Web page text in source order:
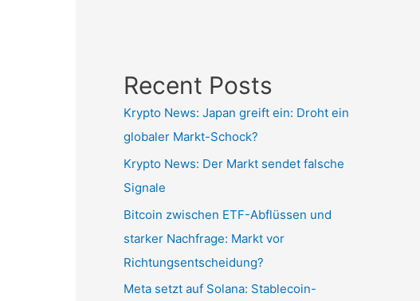
Recent Posts
Krypto News: Japan greift ein: Droht ein
globaler Markt-Schock?
Krypto News: Der Markt sendet falsche
Signale
Bitcoin zwischen ETF-Abflüssen und
starker Nachfrage: Markt vor
Richtungsentscheidung?
Meta setzt auf Solana: Stablecoin-